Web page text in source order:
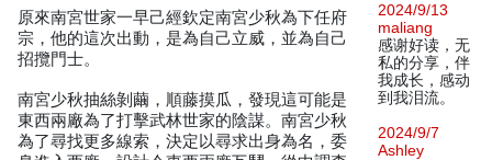
原來南宮世家一早己經欽定南宮少秋為下任府
宗，他的這次出動，是為自己立威，並為自己
招攬門士。
南宮少秋抽絲剝繭，順藤摸瓜，發現這可能是
東西兩廠為了打擊武林世家的陰謀。南宮少秋
為了尋找更多線索，決定以尋求出身為名，委
2024/9/13
maliang
感谢好读，无
私的分享，伴
我成长，感动
到我泪流。
2024/9/7
Ashley